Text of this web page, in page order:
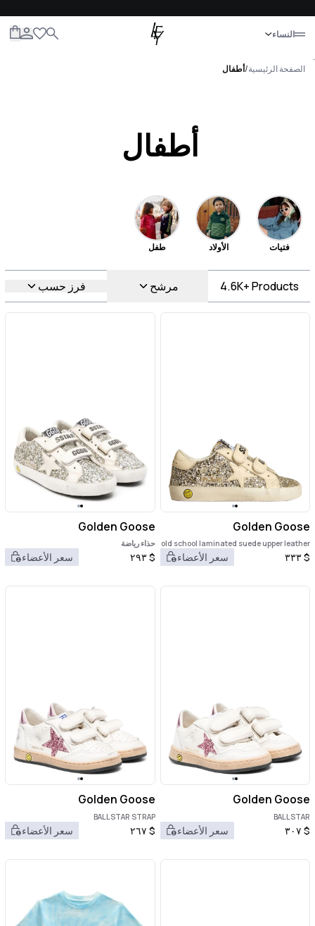
النساء
إغلاق
.
الصفحة الرئيسية/أطفال
أطفال
فتيات الأولاد طفل
4.6K+Products مرشح فرز حسب
Golden Goose
old school laminated suede upper leather
star and heel
$٣٣٣ سعر الأعضاء
Golden Goose
حذاء رياضة
$٢٩٣ سعر الأعضاء
Golden Goose
BALLSTAR
$ ٣٠٧ سعر الأعضاء
Golden Goose
BALLSTAR STRAP
$ ٢٦٧ سعر الأعضاء